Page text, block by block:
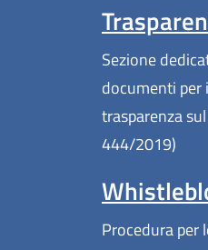
Sezione
documenti per
trasparenza
444/2019)
Procedura per